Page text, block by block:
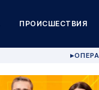
ПРОИСШЕСТВИЯ
▶